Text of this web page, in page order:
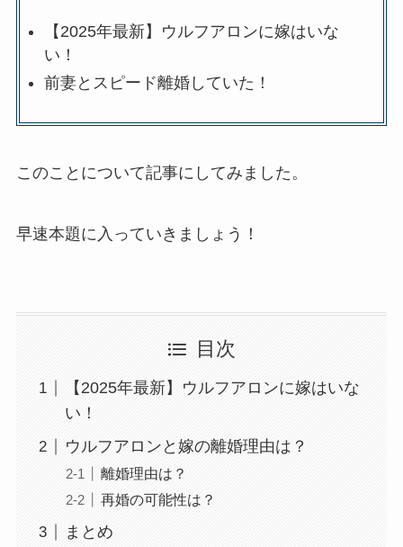
【2025年最新】ウルフアロンに嫁はいな
い！
前妻とスピード離婚していた！
このことについて記事にしてみました。
早速本題に入っていきましょう！
目次
【2025年最新】ウルフアロンに嫁はいな
い！
ウルフアロンと嫁の離婚理由は？
離婚理由は？
再婚の可能性は？
まとめ